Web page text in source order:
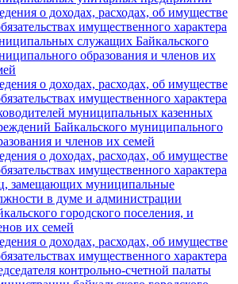
о доходах, расходах, об имуществе
имущественного характера
служащих Байкальского
образования и членов их
о доходах, расходах, об имуществе
имущественного характера
муниципальных казенных
Байкальского муниципального
и членов их семей
о доходах, расходах, об имуществе
имущественного характера
замещающих муниципальные
в думе и администрации
городского поселения, и
их семей
о доходах, расходах, об имуществе
имущественного характера
контрольно-счетной палаты